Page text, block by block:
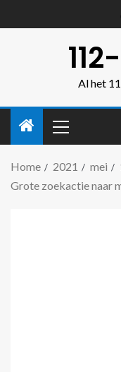
Al het
Home 2021 mei
Grote zoekactie naar